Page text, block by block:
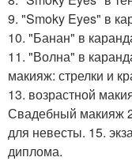
9. "Smoky Eyes" в
10. "Банан" в
11. "Волна" в
макияж: стрелки и
13. возрастной
Свадебный макияж
для невесты. 15.
диплома.